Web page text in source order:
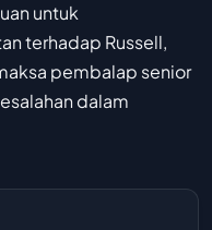
untuk
terhadap Russell,
pembalap senior
dalam